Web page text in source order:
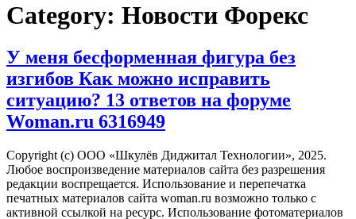
Category: Новости Форекс
У меня бесформенная фигура без
изгибов Как можно исправить
ситуацию? 13 ответов на форуме
Woman.ru 6316949
Copyright (с) ООО «Шкулёв Диджитал Технологии», 2025.
Любое воспроизведение материалов сайта без разрешения
редакции воспрещается. Использование и перепечатка
печатных материалов сайта woman.ru возможно только с
активной ссылкой на ресурс. Использование фотоматериалов